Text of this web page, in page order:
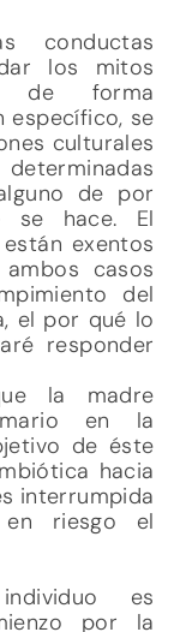
conductas
los mitos
de forma
específico, se
culturales
de por
se hace. El
exentos
casos
del
el por qué lo
responder
la madre
en la
de éste
hacia
interrumpida
en riesgo el
es
por la